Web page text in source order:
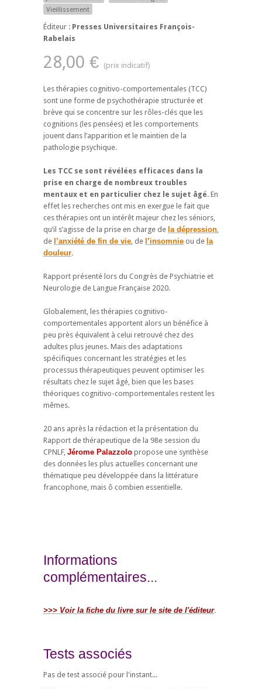
Vieillissement
Éditeur : Presses Universitaires François-
Rabelais
28,00 €
Les thérapies cognitivo-comportementales (TCC)
sont une forme de psychothérapie structurée et
brève qui se concentre sur les rôles-clés que les
cognitions (les pensées) et les comportements
jouent dans l’apparition et le maintien de la
pathologie psychique.
Les TCC se sont révélées efficaces dans la
prise en charge de nombreux troubles
mentaux et en particulier chez le sujet âgé. En
effet les recherches ont mis en exergue le fait que
ces thérapies ont un intérêt majeur chez les séniors,
qu’il s’agisse de la prise en charge de la dépression,
de l’anxiété de fin de vie, de l’insomnie ou de la
douleur.
Rapport présenté lors du Congrès de Psychiatrie et
Neurologie de Langue Française 2020.
Globalement, les thérapies cognitivo-
comportementales apportent alors un bénéfice à
peu près équivalent à celui retrouvé chez des
adultes plus jeunes. Mais des adaptations
spécifiques concernant les stratégies et les
processus thérapeutiques peuvent optimiser les
résultats chez le sujet âgé, bien que les bases
théoriques cognitivo-comportementales restent les
mêmes.
20 ans après la rédaction et la présentation du
Rapport de thérapeutique de la 98e session du
CPNLF, Jérome Palazzolo propose une synthèse
des données les plus actuelles concernant une
thématique peu développée dans la littérature
francophone, mais ô combien essentielle.
Informations
complémentaires...
>>> Voir la fiche du livre sur le site de l'éditeur.
Tests associés
Pas de test associé pour l'instant...